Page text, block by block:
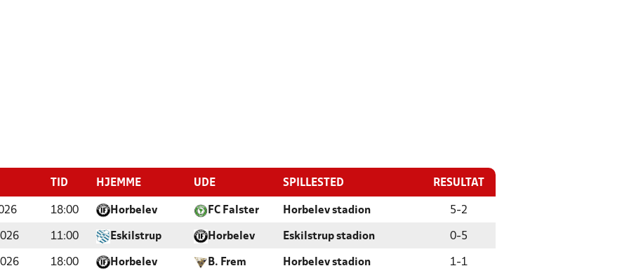
TID HJEMME UDE SPILLESTED RESULTAT
18:00 Horbelev FC Falster Horbelev stadion 5-2
11:00 Eskilstrup Horbelev Eskilstrup stadion 0-5
18:00 Horbelev B. Frem Horbelev stadion 1-1